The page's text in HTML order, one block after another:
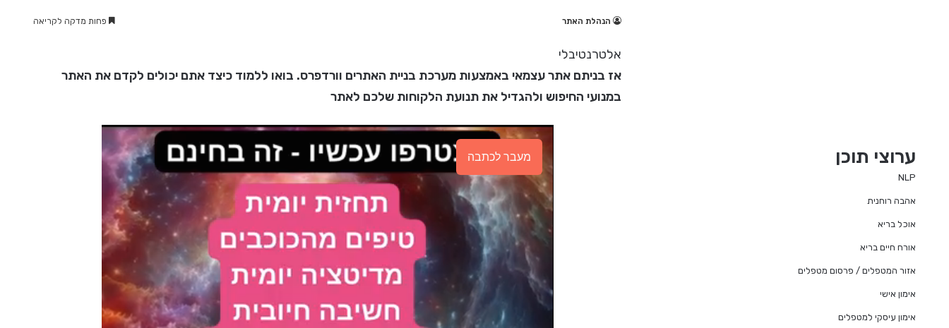
הנהלת האתר פחות מדקה לקריאה
אלטרנטיבלי
אז בניתם אתר עצמאי באמצעות מערכת בניית האתרים וורדפרס. בואו ללמוד כיצד אתם יכולים לקדם את האתר
במנועי החיפוש ולהגדיל את תנועת הלקוחות שלכם לאתר
מעבר לכתבה ערוצי תוכן
NLP
אהבה רוחנית
אוכל בריא
אורח חיים בריא
אזור המטפלים / פרסום מטפלים
אימון אישי
אימון עיסקי למטפלים